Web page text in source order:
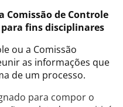
Comissão de Controle
fins disciplinares
ou a Comissão
as informações que
de um processo.
para compor o